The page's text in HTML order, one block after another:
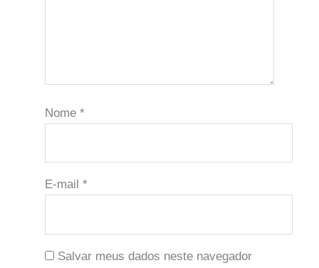
Nome *
E-mail *
Salvar meus dados neste navegador